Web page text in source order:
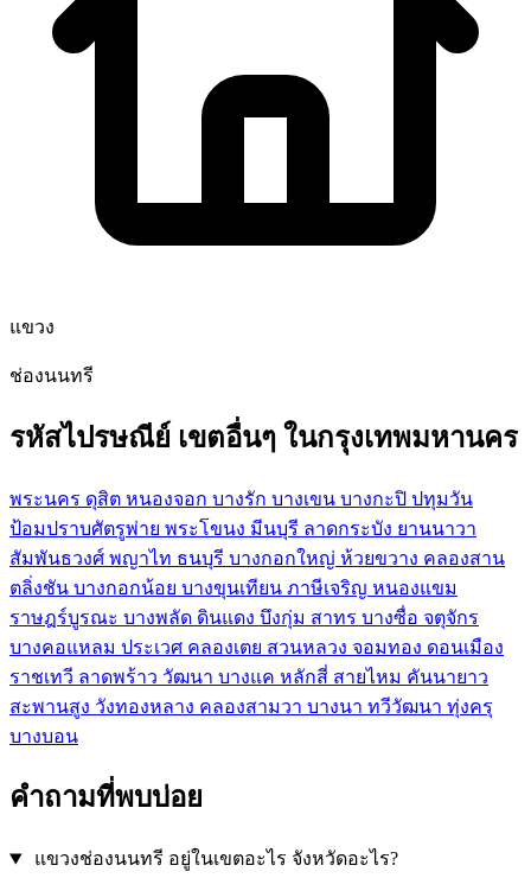
แขวง
ช่องนนทรี
รหัสไปรษณีย์ เขตอื่นๆ ในกรุงเทพมหานคร
พระนคร ดุสิต หนองจอก บางรัก บางเขน บางกะปิ ปทุมวัน
ป้อมปราบศัตรูพ่าย พระโขนง มีนบุรี ลาดกระบัง ยานนาวา
สัมพันธวงศ์ พญาไท ธนบุรี บางกอกใหญ่ ห้วยขวาง คลองสาน
ตลิ่งชัน บางกอกน้อย บางขุนเทียน ภาษีเจริญ หนองแขม
ราษฎร์บูรณะ บางพลัด ดินแดง บึงกุ่ม สาทร บางซื่อ จตุจักร
บางคอแหลม ประเวศ คลองเตย สวนหลวง จอมทอง ดอนเมือง
ราชเทวี ลาดพร้าว วัฒนา บางแค หลักสี่ สายไหม คันนายาว
สะพานสูง วังทองหลาง คลองสามวา บางนา ทวีวัฒนา ทุ่งครุ
บางบอน
คำถามที่พบบ่อย
แขวงช่องนนทรี อยู่ในเขตอะไร จังหวัดอะไร?